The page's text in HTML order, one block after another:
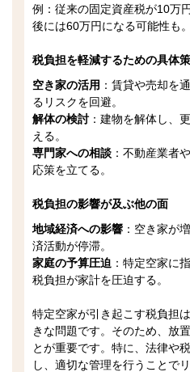
例：従来の固定資産税が10万
後には60万円になる可能性も。
税負担を軽減するための具体策
空き家の活用 ：賃貸や売却を
るリスクを回避。
解体の検討 ：建物を解体し、
える。
専門家への相談 ：不動産業者
応策を立てる。
税負担の影響が及ぶ他の面
地域経済への影響 ：空き家が
済活動が停滞。
家庭の予算圧迫 ：特定空家に
税負担が家計を圧迫する。
特定空家が引き起こす税負担
きな問題です。そのため、放
とが重要です。特に、法律や
し、適切な管理を行うことで